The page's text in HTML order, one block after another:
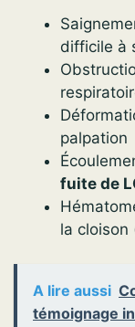
difficile à
palpation
fuite de
la cloison
A lire aussi
témoignage